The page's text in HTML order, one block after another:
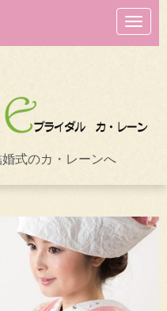
N
a
v
o
n
式のカ・レーンへ